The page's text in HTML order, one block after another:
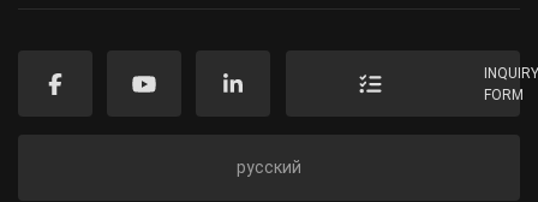
FORM
русский